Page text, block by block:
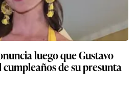
luego que Gustavo
de su presunta